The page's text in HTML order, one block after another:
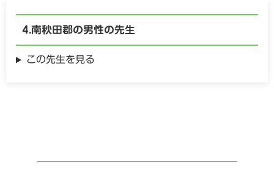
南秋田郡の男性の先生
この先生を見る